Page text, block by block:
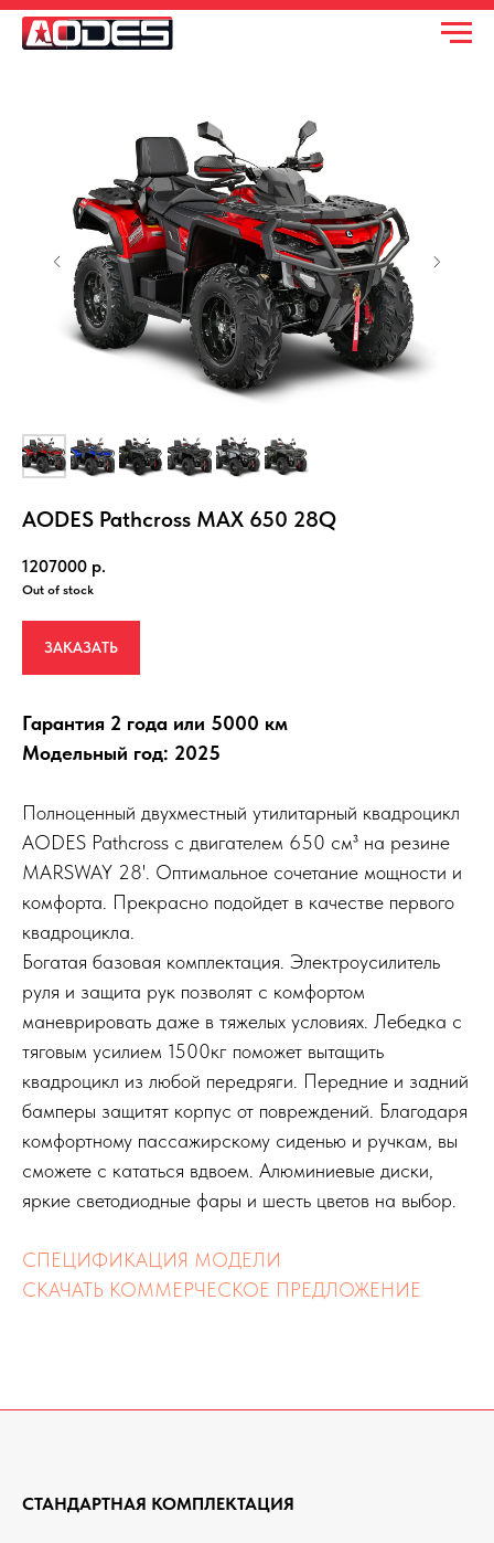
AODES Pathcross MAX 650 28Q
1207000 р.
Out of stock
ЗАКАЗАТЬ
Гарантия 2 года или 5000 км
Модельный год: 2025
Полноценный двухместный утилитарный квадроцикл
AODES Pathcross с двигателем 650 см³ на резине
MARSWAY 28'. Оптимальное сочетание мощности и
комфорта. Прекрасно подойдет в качестве первого
квадроцикла.
Богатая базовая комплектация. Электроусилитель
руля и защита рук позволят с комфортом
маневрировать даже в тяжелых условиях. Лебедка с
тяговым усилием 1500кг поможет вытащить
квадроцикл из любой передряги. Передние и задний
бамперы защитят корпус от повреждений. Благодаря
комфортному пассажирскому сиденью и ручкам, вы
сможете с кататься вдвоем. Алюминиевые диски,
яркие светодиодные фары и шесть цветов на выбор.
СПЕЦИФИКАЦИЯ МОДЕЛИ
СКАЧАТЬ КОММЕРЧЕСКОЕ ПРЕДЛОЖЕНИЕ
СТАНДАРТНАЯ КОМПЛЕКТАЦИЯ